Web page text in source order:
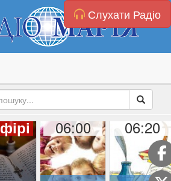
Слухати Радіо
06:00 06:20